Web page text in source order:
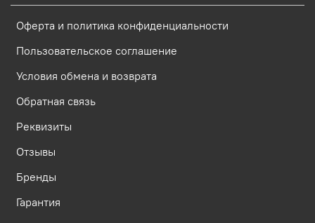
Оферта и политика конфиденциальности
Пользовательское соглашение
Условия обмена и возврата
Обратная связь
Реквизиты
Отзывы
Бренды
Гарантия